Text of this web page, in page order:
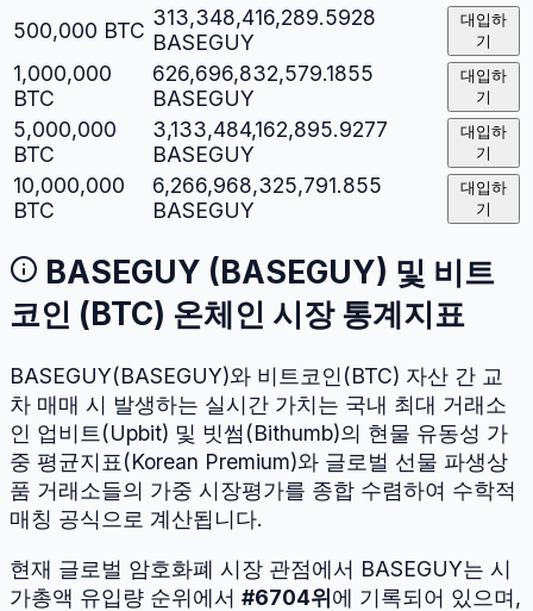
500,000 BTC
313,348,416,289.5928
BASEGUY
대입하
기
1,000,000
BTC
626,696,832,579.1855
BASEGUY
대입하
기
5,000,000
BTC
3,133,484,162,895.9277
BASEGUY
대입하
기
10,000,000
BTC
6,266,968,325,791.855
BASEGUY
대입하
기
BASEGUY ( BASEGUY) 및 비트
코인 ( BTC) 온체인 시장 통계지표
BASEGUY(BASEGUY)와 비트코인 (BTC) 자산 간 교
차 매매 시 발생하는 실시간 가치는 국내 최대 거래소
인 업비트(Upbit) 및 빗썸(Bithumb)의 현물 유동성 가
중 평균지표(Korean Premium)와 글로벌 선물 파생상
품 거래소들의 가중 시장평가를 종합 수렴하여 수학적
매칭 공식으로 계산됩니다.
현재 글로벌 암호화폐 시장 관점에서 BASEGUY는 시
가총액 유입량 순위에서 #6704위에 기록되어 있으며,